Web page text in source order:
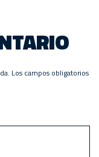
Los campos obligatorios